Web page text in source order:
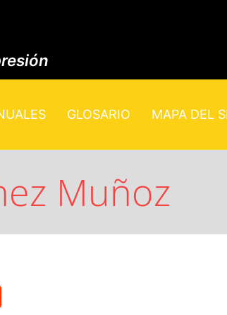
GLOSARIO MAPA DEL
Muñoz